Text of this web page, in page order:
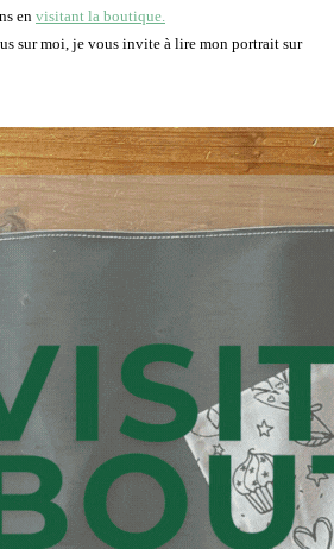
en visitant la boutique.
sur moi, je vous invite à lire mon portrait sur